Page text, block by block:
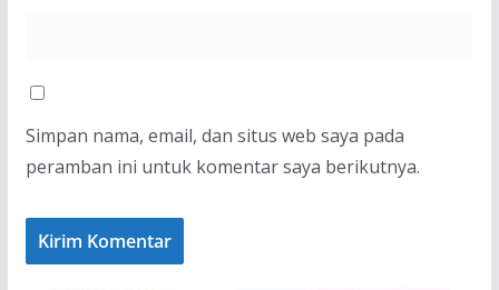
Simpan nama, email, dan situs web saya pada
peramban ini untuk komentar saya berikutnya.